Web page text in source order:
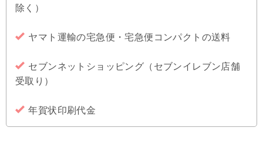
除く）
ヤマト運輸の宅急便・宅急便コンパクトの送料
セブンネットショッピング（セブンイレブン店舗
受取り）
年賀状印刷代金